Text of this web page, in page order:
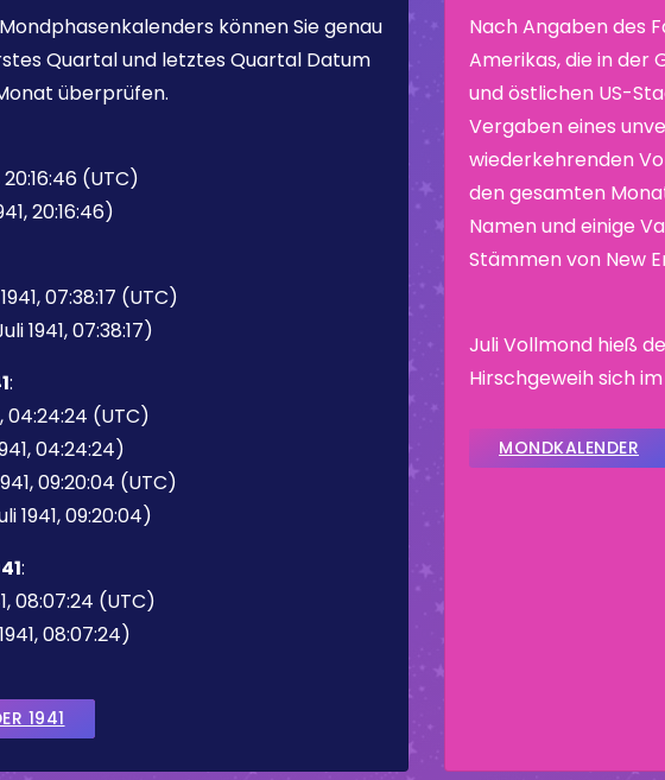
können Sie genau
Quartal und letztes Quartal Datum
überprüfen.
20:16:46 (UTC)
20:16:46)
07:38:17 (UTC)
1941, 07:38:17)
:
04:24:24 (UTC)
04:24:24)
09:20:04 (UTC)
1941, 09:20:04)
:
08:07:24 (UTC)
08:07:24)
1941
Nach Angaben des
Amerikas, die in der
und östlichen US-
Vergaben eines
wiederkehrenden
den gesamten
Namen und einige
Stämmen von New
Juli Vollmond hieß
Hirschgeweih sich
MONDKALENDER